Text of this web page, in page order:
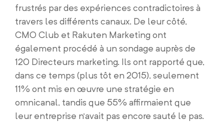
frustrés par des expériences contradictoires à
travers les différents canaux. De leur côté,
CMO Club et Rakuten Marketing ont
également procédé à un sondage auprès de
120 Directeurs marketing. Ils ont rapporté que,
dans ce temps (plus tôt en 2015), seulement
11% ont mis en œuvre une stratégie en
omnicanal, tandis que 55% affirmaient que
leur entreprise n’avait pas encore sauté le pas.